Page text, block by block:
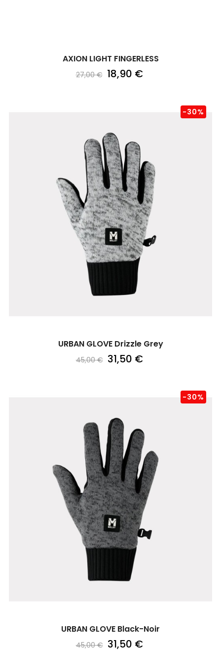
AXION LIGHT FINGERLESS
27,00 € 18,90 €
URBAN GLOVE Drizzle Grey
45,00 €
-30%
31,50 €
URBAN GLOVE Black-Noir
45,00 €
-30%
31,50 €